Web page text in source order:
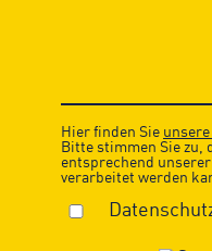
Hier finden Sie
Bitte stimmen Sie zu,
entsprechend
verarbeitet werden